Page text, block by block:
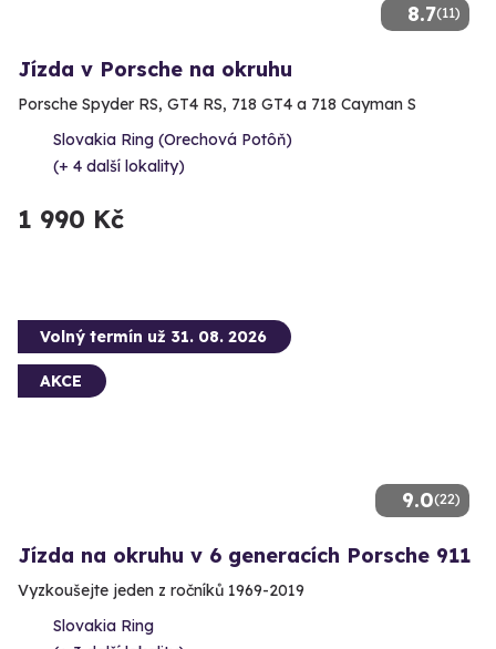
8.7(11)
Jízda v Porsche na okruhu
Porsche Spyder RS, GT4 RS, 718 GT4 a 718 Cayman S
Slovakia Ring (Orechová Potôň)
(+ 4 další lokality)
1 990 Kč
9.0(22)
Volný termín už 31. 08. 2026
AKCE
Jízda na okruhu v 6 generacích Porsche 911
Vyzkoušejte jeden z ročníků 1969-2019
Slovakia Ring